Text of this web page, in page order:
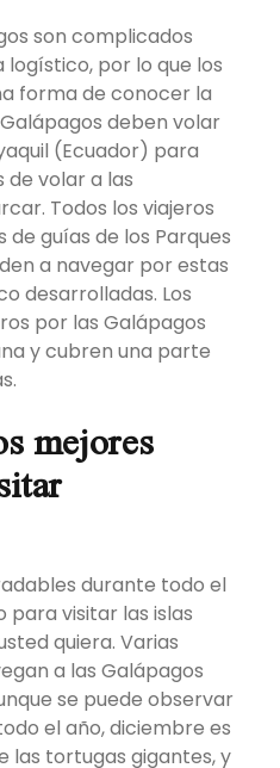
son complicados
por lo que los
forma de conocer la
deben volar
(Ecuador) para
de volar a las
Todos los viajeros
guías de los Parques
a navegar por estas
desarrolladas. Los
por las Galápagos
y cubren una parte
mejores
durante todo el
visitar las islas
quiera. Varias
a las Galápagos
se puede observar
el año, diciembre es
las tortugas gigantes, y